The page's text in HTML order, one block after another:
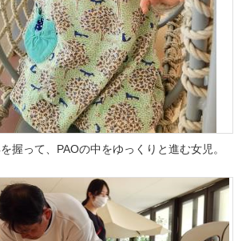
握って、PAOの中をゆっくりと進む女児。